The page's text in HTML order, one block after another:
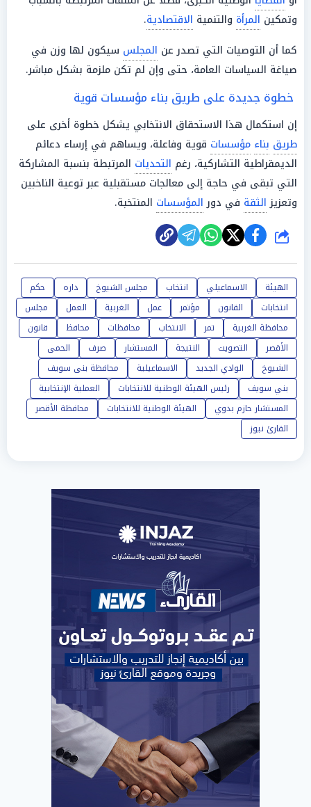
وتمكين المرأة والتنمية الاقتصادية.
كما أن التوصيات التي تصدر عن المجلس سيكون لها وزن في
صياغة السياسات العامة، حتى وإن لم تكن ملزمة بشكل مباشر.
خطوة جديدة على طريق بناء مؤسسات قوية
إن استكمال هذا الاستحقاق الانتخابي يشكل خطوة أخرى على
طريق بناء مؤسسات قوية وفاعلة، ويساهم في إرساء دعائم
الديمقراطية التشاركية، رغم التحديات المرتبطة بنسبة المشاركة
التي تبقى في حاجة إلى معالجات مستقبلية عبر توعية الناخبين
وتعزيزالثقة في دورالمؤسسات المنتخبة.
شارك
الهيئة الاسماعيلي انتخاب مجلس الشيوخ داره
حكم
انتخابات
القانون مؤتمر عمل الغربية العمل
مجلس
محافظة الغربية
تمر الانتخاب محافظات محافظ
قانون
الأقصر
التصويت النتيجة المستشار صرف
الحمى
الشيوخ
الوادي الجديد الاسماعيلية
محافظة بنى سويف
بني سويف
رئيس الهيئة الوطنية للانتخابات
العملية الإنتخابية
المستشار حازم بدوي
الهيئة الوطنية للانتخابات
محافظة الأقصر
القارئ نيوز